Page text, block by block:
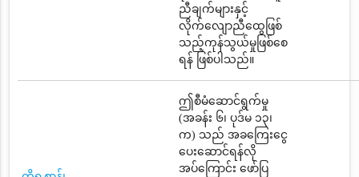
ညီချက်များနှင့်
လိုက်လျောညီထွေဖြစ်
သည့်ကုန်သွယ်မှုဖြစ်စေ
ရန် ဖြစ်ပါသည်။
ဤစီမံဆောင်ရွက်မှု
(အခန်း ၆၊ ပုဒ်မ ၁၃၊
က) သည် အခကြေးငွေ
ပေးဆောင်ရန်လို
အပ်ကြောင်း ဖော်ပြ